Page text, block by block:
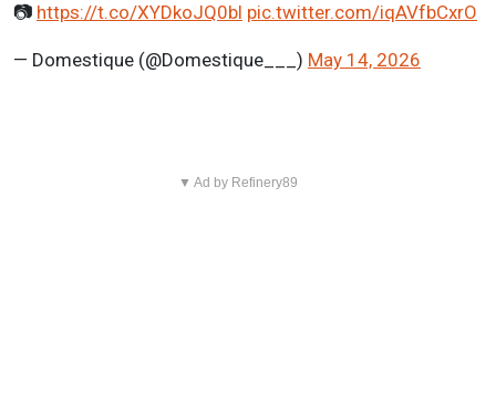
📷 https://t.co/XYDkoJQ0bl pic.twitter.com/iqAVfbCxrO
— Domestique (@Domestique___) May 14, 2026
▼ Ad by Refinery89